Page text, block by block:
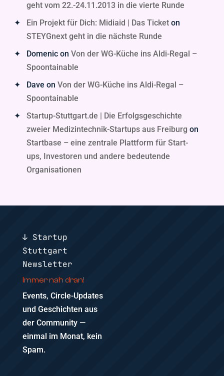
geht vom 22.-24.11.2013 in die vierte Runde
Ein Projekt für Dich: Midiaid | Das Ticketon
STEYGnext geht in die nächste Runde
Domenicon Von der WG-Küche ins Aldi-Regal –
Spoontainable
Dave on Von der WG-Küche ins Aldi-Regal –
Spoontainable
Startup-Stuttgart.de | Die Erfolgsgeschichte
zweier Medizintechnik-Startups aus Freiburg on
Startbase – eine zentrale Plattform für Start-
ups, Investoren und andere bedeutende
Organisationen
↓ Startup
Stuttgart
Newsletter
Immer nah dran!
Events, Circle-Updates
und Geschichten aus
der Community —
einmal im Monat, kein
Spam.